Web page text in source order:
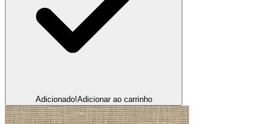
Adicionado!Adicionar ao carrinho